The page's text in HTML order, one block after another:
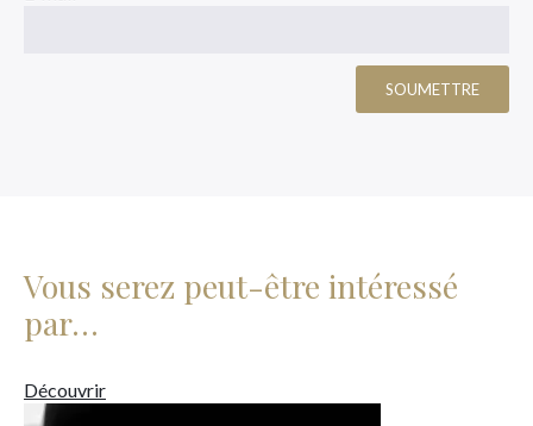
Vous serez peut-être intéressé
par…
Découvrir